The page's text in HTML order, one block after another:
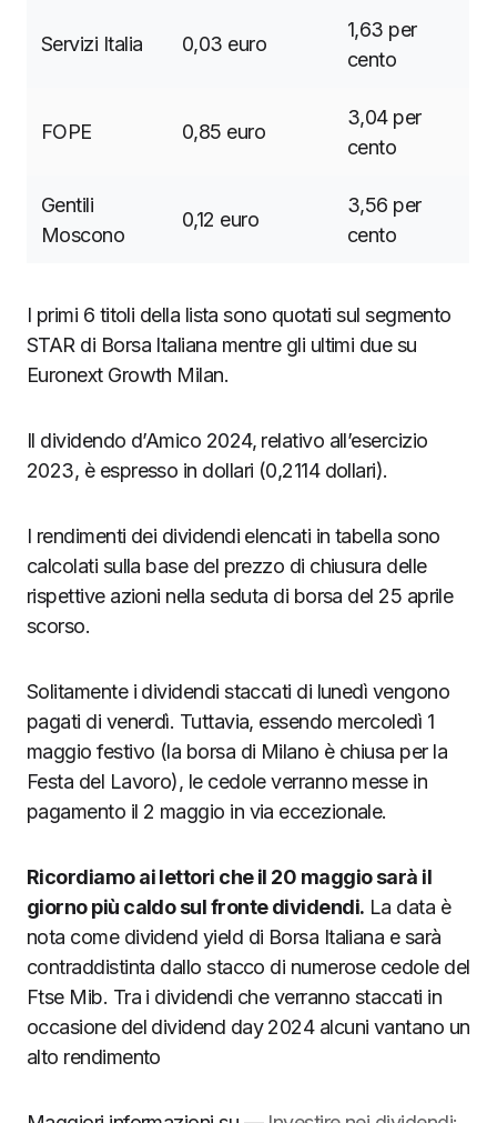
Servizi Italia 0,03 euro
1,63 per
cento
FOPE 0,85 euro
3,04 per
cento
Gentili
Moscono
0,12 euro
3,56 per
cento
I primi 6 titoli della lista sono quotati sul segmento
STAR di Borsa Italiana mentre gli ultimi due su
Euronext Growth Milan.
Il dividendo d’Amico 2024, relativo all’esercizio
2023, è espresso in dollari (0,2114 dollari).
I rendimenti dei dividendi elencati in tabella sono
calcolati sulla base del prezzo di chiusura delle
rispettive azioni nella seduta di borsa del 25 aprile
scorso.
Solitamente i dividendi staccati di lunedì vengono
pagati di venerdì. Tuttavia, essendo mercoledì 1
maggio festivo (la borsa di Milano è chiusa per la
Festa del Lavoro), le cedole verranno messe in
pagamento il 2 maggio in via eccezionale.
Ricordiamo ai lettori che il 20 maggio sarà il
giorno più caldo sul fronte dividendi. La data è
nota come dividend yield di Borsa Italiana e sarà
contraddistinta dallo stacco di numerose cedole del
Ftse Mib. Tra i dividendi che verranno staccati in
occasione del dividend day 2024 alcuni vantano un
alto rendimento